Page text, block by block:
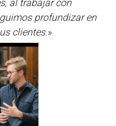
al trabajar con
profundizar en
clientes.»